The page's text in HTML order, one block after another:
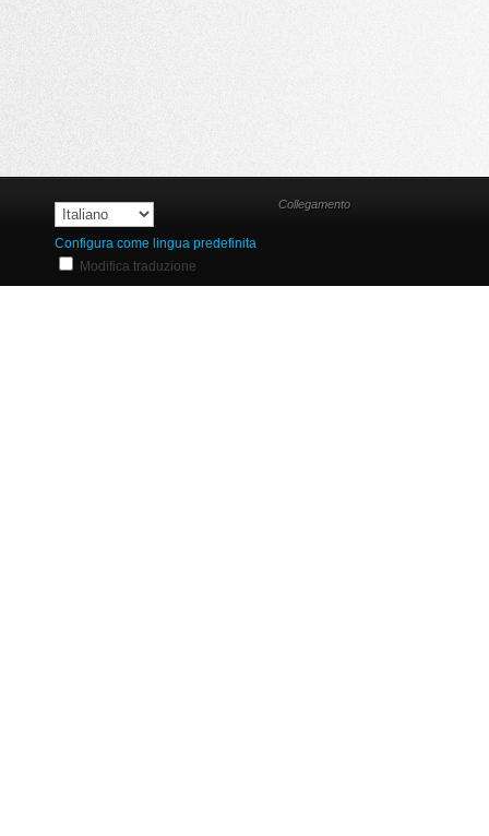
Configura come lingua predefinita
Modifica traduzione
Collegamento